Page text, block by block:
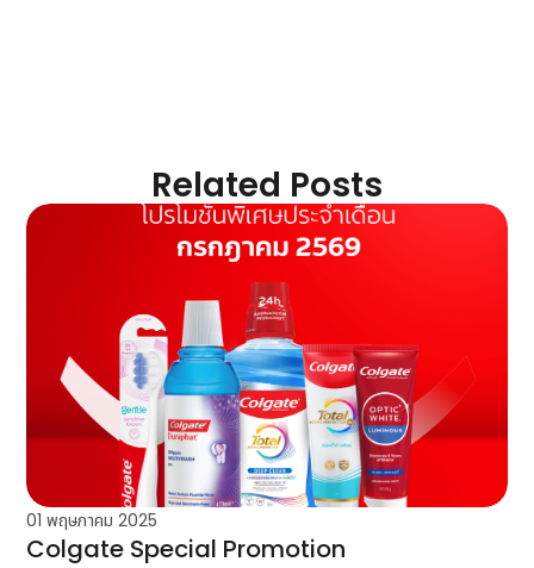
Related Posts
01 พฤษภาคม 2025
Colgate Special Promotion